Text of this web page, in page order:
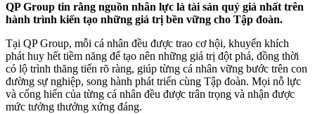
QP Group tin rằng nguồn nhân lực là tài sản quý giá nhất trên
hành trình kiến tạo những giá trị bền vững cho Tập đoàn.
Tại QP Group, mỗi cá nhân đều được trao cơ hội, khuyến khích
phát huy hết tiềm năng để tạo nên những giá trị đột phá, đồng thời
có lộ trình thăng tiến rõ ràng, giúp từng cá nhân vững bước trên con
đường sự nghiệp, song hành phát triển cùng Tập đoàn. Mọi nỗ lực
và cống hiến của từng cá nhân đều được trân trọng và nhận được
mức tưởng thưởng xứng đáng.